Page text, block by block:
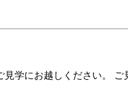
学にお越しください。